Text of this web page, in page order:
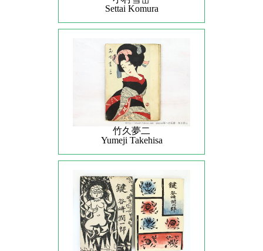
Settai Komura
竹久夢二
Yumeji Takehisa